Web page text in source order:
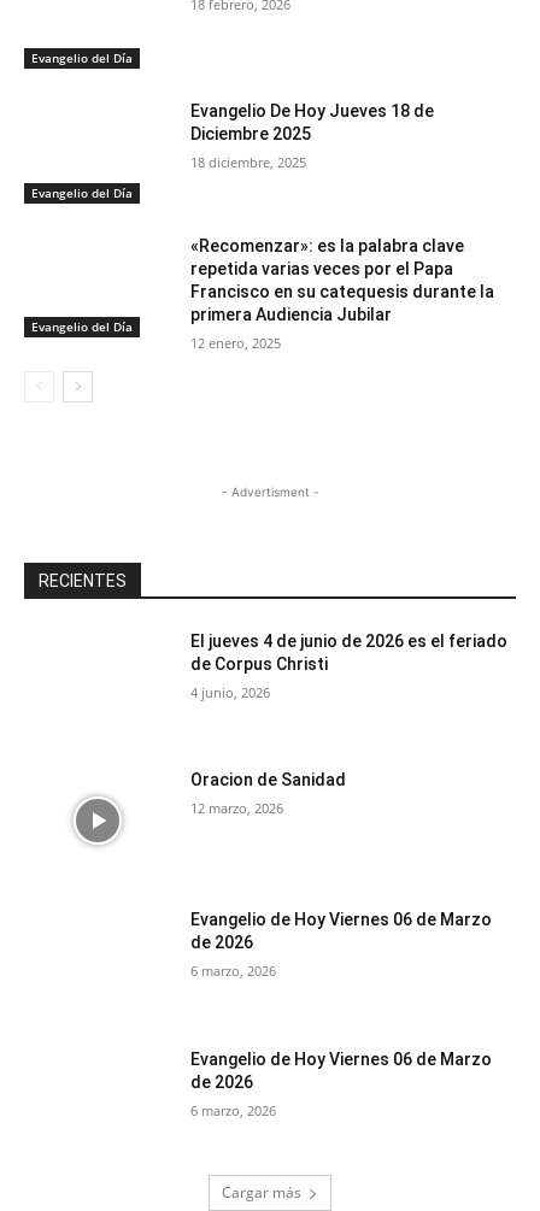
Evangelio del Día
18 febrero, 2026
Evangelio del Día
Evangelio De Hoy Jueves 18 de
Diciembre 2025
18 diciembre, 2025
Evangelio del Día
«Recomenzar»: es la palabra clave
repetida varias veces por el Papa
Francisco en su catequesis durante la
primera Audiencia Jubilar
12 enero, 2025
- Advertisment -
RECIENTES
El jueves 4 de junio de 2026 es el feriado
de Corpus Christi
4 junio, 2026
Oracion de Sanidad
12 marzo, 2026
Evangelio de Hoy Viernes 06 de Marzo
de 2026
6 marzo, 2026
Evangelio de Hoy Viernes 06 de Marzo
de 2026
6 marzo, 2026
Cargar más